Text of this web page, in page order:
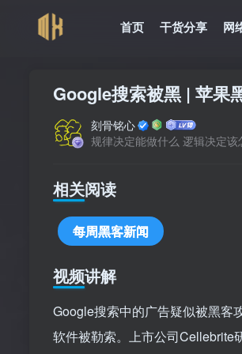
首页 干货分享 网
Google搜索被黑 | 苹果
刻骨铭心
规律决定能做什么 逻辑决定
相关阅读
每周黑客新闻
视频讲解
Google搜索中的广告疑似被黑客
软件被勒索。上市公司Cellebrite